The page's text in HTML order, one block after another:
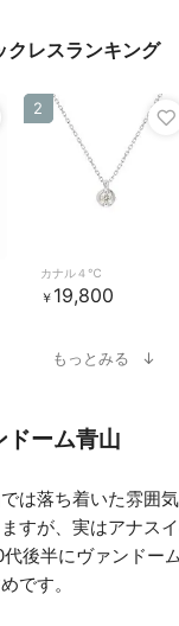
レスランキング
カナル４℃
￥ 19,800
2
もっとみる
ーム青山
は落ち着いた雰囲
すが、実はアナス
後半にヴァンドー
です。